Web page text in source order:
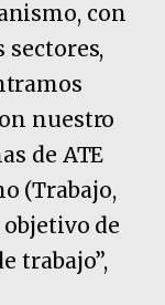
con
sectores,
nuestro
de ATE
(Trabajo,
objetivo de
trabajo”,